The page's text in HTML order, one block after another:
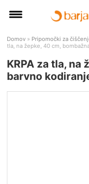
Domov » Pripomočki za
tla, na žepke, 40 cm,
KRPA za tla, na
barvno